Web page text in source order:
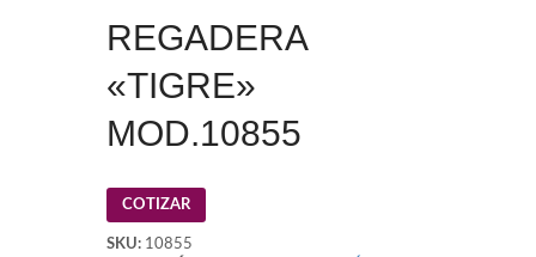
REGADERA
«TIGRE»
MOD.10855
COTIZAR
SKU: 10855